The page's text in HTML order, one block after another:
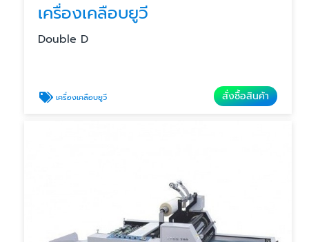
เครื่องเคลือบยูวี
Double D
เครื่องเคลือบยูวี สั่งซื้อสินค้า